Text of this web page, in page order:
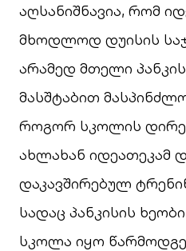
აღსანიშნავია, რომ
მხოდლოდ დუისის
არამედ მთელი
მასშტაბით
როგორ სკოლის
ახლახან იდეათეკამ
დაკავშირებულ
სადაც პანკისის
სკოლა იყო